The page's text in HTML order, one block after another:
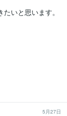
いと思います。
5月27日